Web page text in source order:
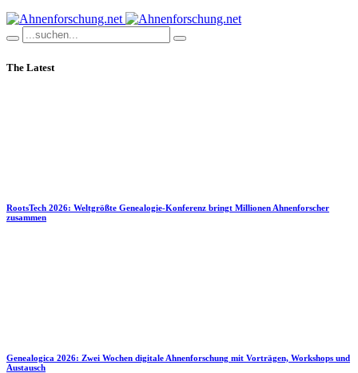
The Latest
RootsTech 2026: Weltgrößte Genealogie-Konferenz bringt Millionen Ahnenforscher
zusammen
Genealogica 2026: Zwei Wochen digitale Ahnenforschung mit Vorträgen, Workshops und
Austausch